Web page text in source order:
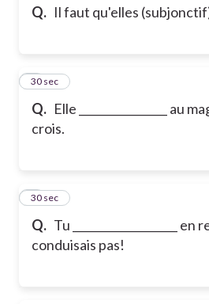
Q. Il faut qu'elles
Q. Elle ________________ au
crois.
7
30 sec
Q. Tu ___________________
conduisais pas!
8
30 sec